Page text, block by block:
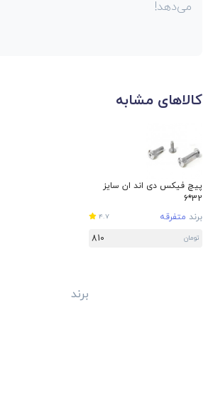
می‌دهد!
کالاهای مشابه
پیچ فیکس دی اند ان سایز
32*6
برند متفرقه 4.7
تومان 810
برند